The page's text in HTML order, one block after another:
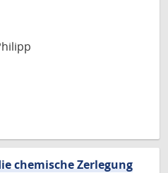
chemische Zerlegung